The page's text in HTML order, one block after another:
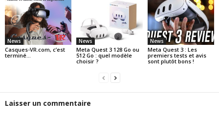
News
Casques-VR.com, c’est
terminé…
News
Meta Quest 3 128 Go ou
512 Go : quel modèle
choisir ?
News
Meta Quest 3 : Les
premiers tests et avis
sont plutôt bons !
Laisser un commentaire